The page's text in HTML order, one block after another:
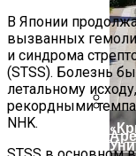
В Японии
вызванных
и синдрома
(STSS). Болезнь
летальному
рекордными
NHK.